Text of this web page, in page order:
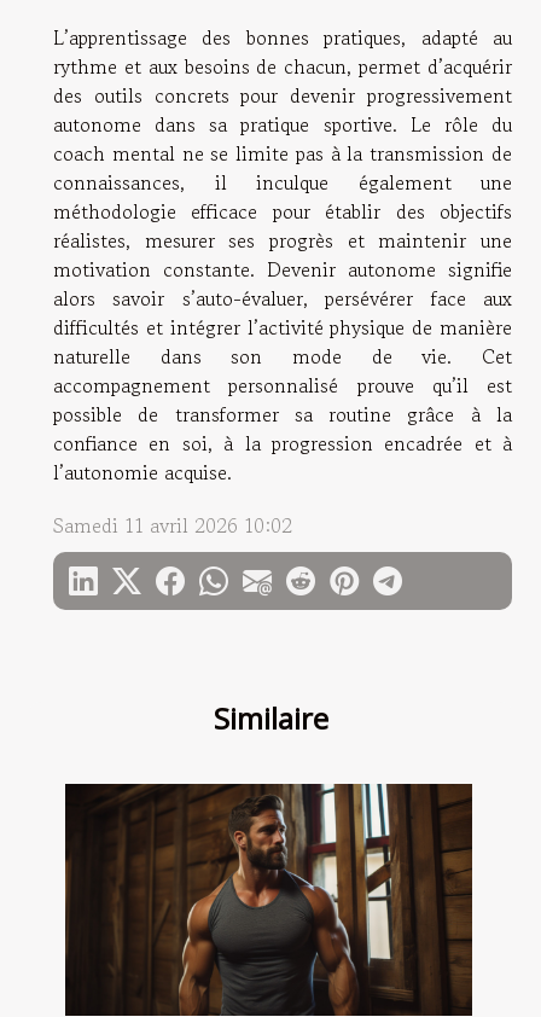
Similaire
L’apprentissage des bonnes pratiques, adapté au
rythme et aux besoins de chacun, permet d’acquérir
des outils concrets pour devenir progressivement
autonome dans sa pratique sportive. Le rôle du
coach mental ne se limite pas à la transmission de
connaissances, il inculque également une
méthodologie efficace pour établir des objectifs
réalistes, mesurer ses progrès et maintenir une
motivation constante. Devenir autonome signifie
alors savoir s’auto-évaluer, persévérer face aux
difficultés et intégrer l’activité physique de manière
naturelle dans son mode de vie. Cet
accompagnement personnalisé prouve qu’il est
possible de transformer sa routine grâce à la
confiance en soi, à la progression encadrée et à
l’autonomie acquise.
Samedi 11 avril 2026 10:02